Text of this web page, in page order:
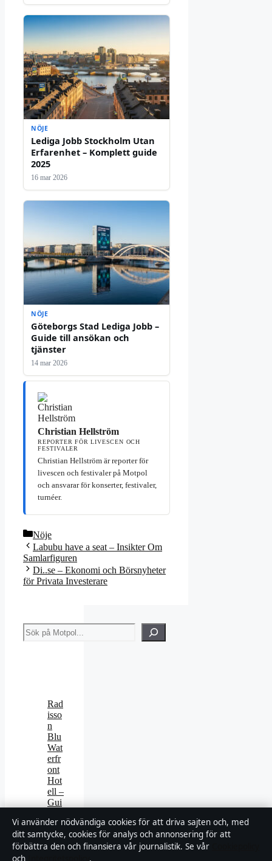
NÖJE
Lediga Jobb Stockholm Utan
Erfarenhet – Komplett guide
2025
16 mar 2026
NÖJE
Göteborgs Stad Lediga Jobb –
Guide till ansökan och
tjänster
14 mar 2026
Christian Hellström
REPORTER FÖR LIVESCEN OCH
FESTIVALER
Christian Hellström är reporter för
livescen och festivaler på Motpol
och ansvarar för konserter, festivaler,
turnéer.
Kategorier
Nöje
Labubu have a seat – Insikter Om
Samlarfiguren
Di..se – Ekonomi och Börsnyheter
för Privata Investerare
Sök
Rad
isso
n
Blu
Wat
erfr
ont
Hot
ell –
Gui
pris
er
och
Vi använder nödvändiga cookies för att driva sajten och, med
ditt samtycke, cookies för analys och annonsering för att
förbättra den och finansiera vår journalistik. Se vår
och
.